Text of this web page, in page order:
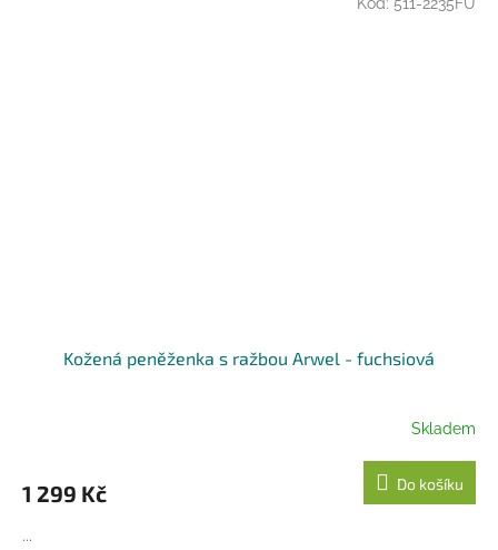
Kožená peněženka s ražbou Arwel - fuchsiová
Skladem
1 299 Kč Do košíku
...
Kód: 511-2235FU